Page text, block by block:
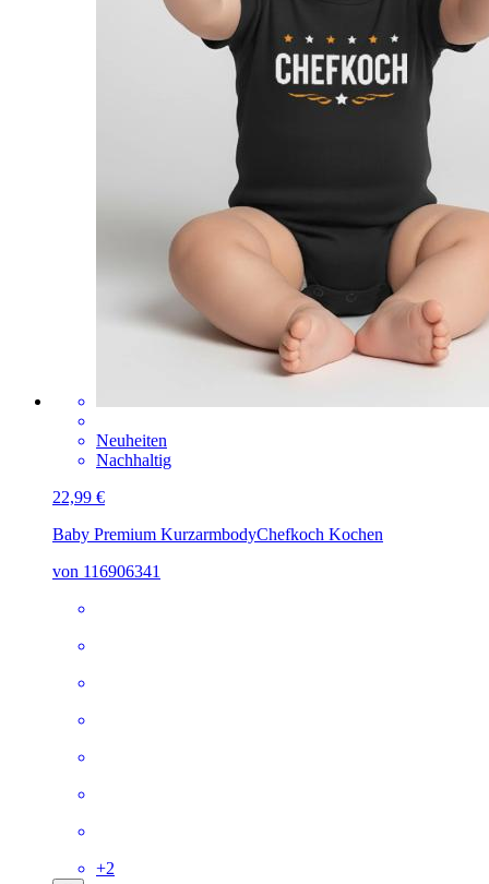
Neuheiten
Nachhaltig
22,99 €
Baby Premium KurzarmbodyChefkoch Kochen
von 116906341
+2